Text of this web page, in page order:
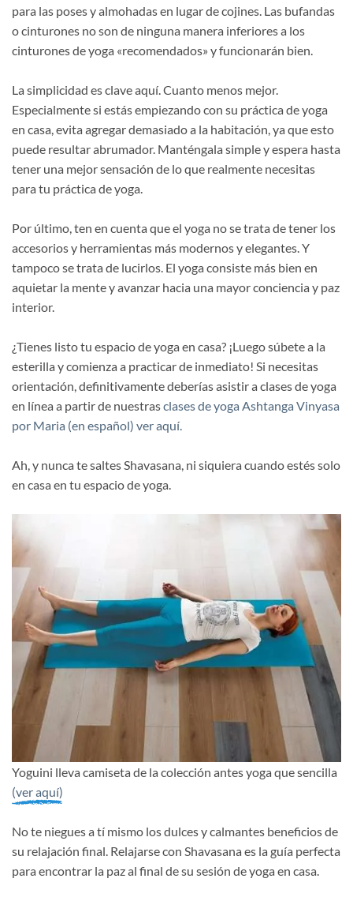
para las poses y almohadas en lugar de cojines. Las bufandas
o cinturones no son de ninguna manera inferiores a los
cinturones de yoga «recomendados» y funcionarán bien.
La simplicidad es clave aquí. Cuanto menos mejor.
Especialmente si estás empiezando con su práctica de yoga
en casa, evita agregar demasiado a la habitación, ya que esto
puede resultar abrumador. Manténgala simple y espera hasta
tener una mejor sensación de lo que realmente necesitas
para tu práctica de yoga.
Por último, ten en cuenta que el yoga no se trata de tener los
accesorios y herramientas más modernos y elegantes. Y
tampoco se trata de lucirlos. El yoga consiste más bien en
aquietar la mente y avanzar hacia una mayor conciencia y paz
interior.
¿Tienes listo tu espacio de yoga en casa? ¡Luego súbete a la
esterilla y comienza a practicar de inmediato! Si necesitas
orientación, definitivamente deberías asistir a clases de yoga
en línea a partir de nuestrasclases de yoga Ashtanga Vinyasa
por Maria (en español) ver aquí.
Ah, y nunca te saltes Shavasana, ni siquiera cuando estés solo
en casa en tu espacio de yoga.
Yoguini lleva camiseta de la colección antes yoga que sencilla
(ver aquí)
No te niegues a tí mismo los dulces y calmantes beneficios de
su relajación final. Relajarse con Shavasana es la guía perfecta
para encontrar la paz al final de su sesión de yoga en casa.